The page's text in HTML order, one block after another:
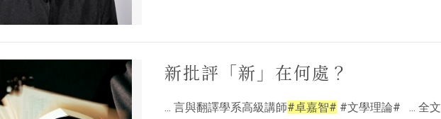
新批評「新」在何處？
... 言與翻譯學系高級講師#卓嘉智# #文學理論# ... 全文